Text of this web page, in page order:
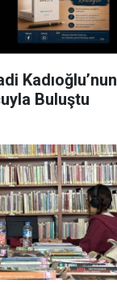
Kadıoğlu’nun
Buluştu